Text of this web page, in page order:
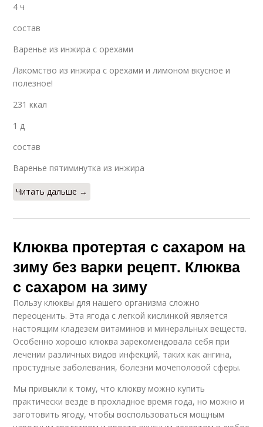
4 ч
состав
Варенье из инжира с орехами
Лакомство из инжира с орехами и лимоном вкусное и
полезное!
231 ккал
1 д
состав
Варенье пятиминутка из инжира
Читать дальше →
Клюква протертая с сахаром на
зиму без варки рецепт. Клюква
с сахаром на зиму
Пользу клюквы для нашего организма сложно
переоценить. Эта ягода с легкой кислинкой является
настоящим кладезем витаминов и минеральных веществ.
Особенно хорошо клюква зарекомендовала себя при
лечении различных видов инфекций, таких как ангина,
простудные заболевания, болезни мочеполовой сферы.
Мы привыкли к тому, что клюкву можно купить
практически везде в прохладное время года, но можно и
заготовить ягоду, чтобы воспользоваться мощным